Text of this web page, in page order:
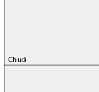
Chiudi